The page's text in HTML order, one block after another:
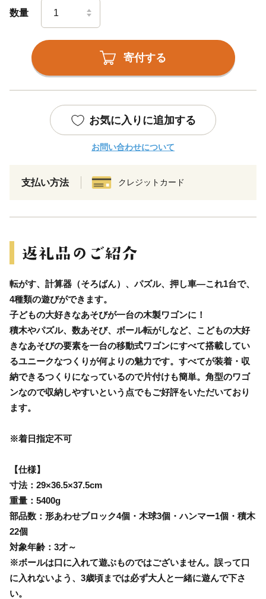
数量
寄付する
お気に入りに追加する
お問い合わせについて
支払い方法 クレジットカード
転がす、計算器（そろばん）、パズル、押し車―これ1台で、
4種類の遊びができます。
子どもの大好きなあそびが一台の木製ワゴンに！
積木やパズル、数あそび、ボール転がしなど、こどもの大好
きなあそびの要素を一台の移動式ワゴンにすべて搭載してい
るユニークなつくりが何よりの魅力です。すべてが装着・収
納できるつくりになっているので片付けも簡単。角型のワゴ
ンなので収納しやすいという点でもご好評をいただいており
ます。
※着日指定不可
【仕様】
寸法：29×36.5×37.5cm
重量：5400g
部品数：形あわせブロック4個・木球3個・ハンマー1個・積木
22個
対象年齢：3才～
※ボールは口に入れて遊ぶものではございません。誤って口
に入れないよう、3歳頃までは必ず大人と一緒に遊んで下さ
い。